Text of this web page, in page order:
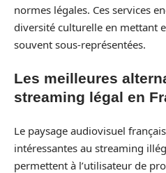
normes légales. Ces services
diversité culturelle en mettant
souvent sous-représentées.
Les meilleures
streaming légal en
Le paysage audiovisuel
intéressantes au streaming
permettent à l’utilisateur de